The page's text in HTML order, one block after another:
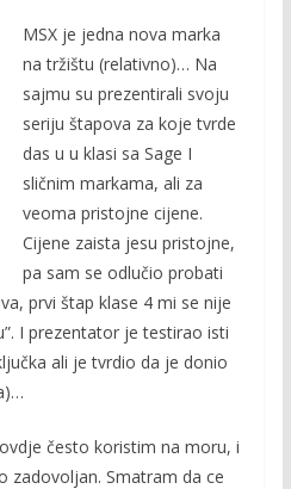
MSX je jedna nova marka
na tržištu (relativno)… Na
sajmu su prezentirali svoju
seriju štapova za koje tvrde
das u u klasi sa Sage I
sličnim markama, ali za
veoma pristojne cijene.
Cijene zaista jesu pristojne,
pa sam se odlučio probati
prvi štap klase 4 mi se nije
I prezentator je testirao isti
ali je tvrdio da je donio
često koristim na moru, i
zadovoljan. Smatram da ce